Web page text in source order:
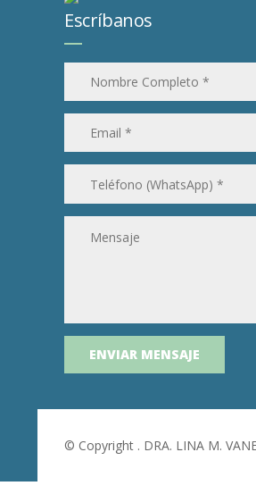
Escríbanos
© Copyright . DRA. LINA M.